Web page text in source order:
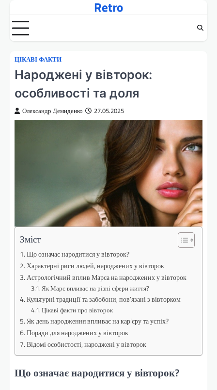
вмісту
Retro
ЦІКАВІ ФАКТИ
Народжені у вівторок:
особливості та доля
Олександр Демиденко 27.05.2025
Зміст
Що означає народитися у вівторок?
Характерні риси людей, народжених у вівторок
Астрологічний вплив Марса на народжених у вівторок
Як Марс впливає на різні сфери життя?
Культурні традиції та забобони, пов’язані з вівторком
Цікаві факти про вівторок
Як день народження впливає на кар’єру та успіх?
Поради для народжених у вівторок
Відомі особистості, народжені у вівторок
Що означає народитися у вівторок?